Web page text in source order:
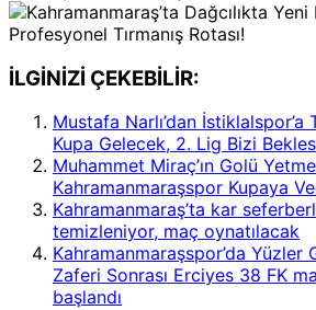
İLGİNİZİ ÇEKEBİLİR:
Mustafa Narlı’dan İstiklalspor’a
Kupa Gelecek, 2. Lig Bizi
Muhammet Miraç’ın Golü
Kahramanmaraşspor Kupaya
Kahramanmaraş’ta kar
temizleniyor, maç oynatılacak
Kahramanmaraşspor’da Yüzler
Zaferi Sonrası Erciyes 38 FK
başlandı